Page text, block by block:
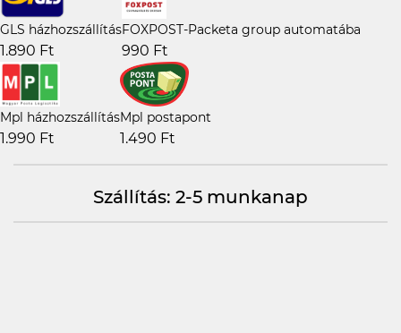
GLS házhozszállítás
1.890 Ft
FOXPOST-Packeta group automatába
990 Ft
Mpl házhozszállítás
1.990 Ft
Mpl postapont
1.490 Ft
Szállítás: 2-5 munkanap